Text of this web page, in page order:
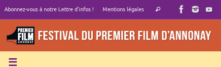
contenu
Abonnez-vous à notre Lettre d’infos ! Mentions légales
Recherche
Rechercher